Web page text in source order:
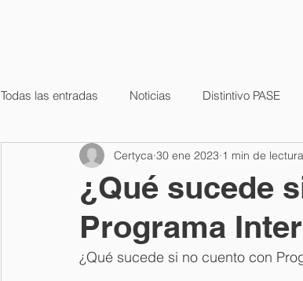
Todas las entradas Noticias Distintivo PASE
Capacitaciones STPS
¿Qué sucede
Programa
Certyca 30 ene 2023 1 min de lectura
¿Qué sucede si no cuento con